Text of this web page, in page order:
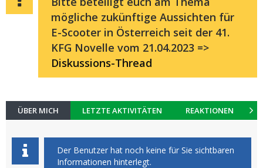
mögliche zukünftige Aussichten für
E-Scooter in Österreich seit der 41.
KFG Novelle vom 21.04.2023 =>
Diskussions-Thread
ÜBER MICH LETZTE AKTIVITÄTEN REAKTIONEN
Der Benutzer hat noch keine für Sie sichtbaren
Informationen hinterlegt.